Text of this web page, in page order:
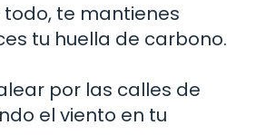
todo, te mantienes
tu huella de carbono.
por las calles de
el viento en tu